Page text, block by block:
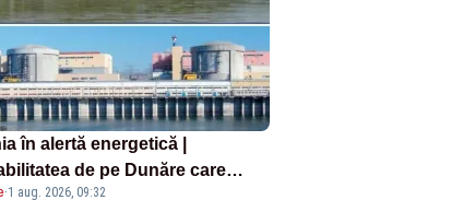
în alertă energetică |
de pe Dunăre care
pericol Centrala Cernavodă era
·1 aug. 2026, 09:32